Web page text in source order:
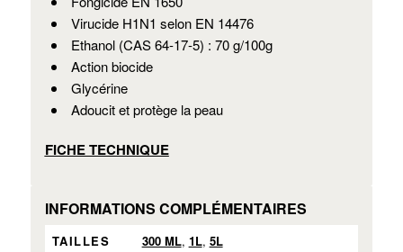
Virucide H1N1 selon EN 14476
Ethanol (CAS 64-17-5) : 70 g/100g
Action biocide
Glycérine
Adoucit et protège la peau
FICHE TECHNIQUE
INFORMATIONS COMPLÉMENTAIRES
TAILLES 300 ML, 1L, 5L